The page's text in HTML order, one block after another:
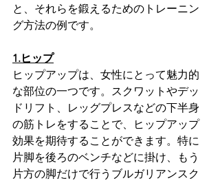
と、それらを鍛えるためのトレーニン
グ方法の例です。
1.ヒップ
ヒップアップは、女性にとって魅力的
な部位の一つです。スクワットやデッ
ドリフト、レッグプレスなどの下半身
の筋トレをすることで、ヒップアップ
効果を期待することができます。特に
片脚を後ろのベンチなどに掛け、もう
片方の脚だけで行うブルガリアンスク